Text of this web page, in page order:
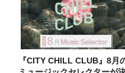
『CITY CHILL CLUB』8月